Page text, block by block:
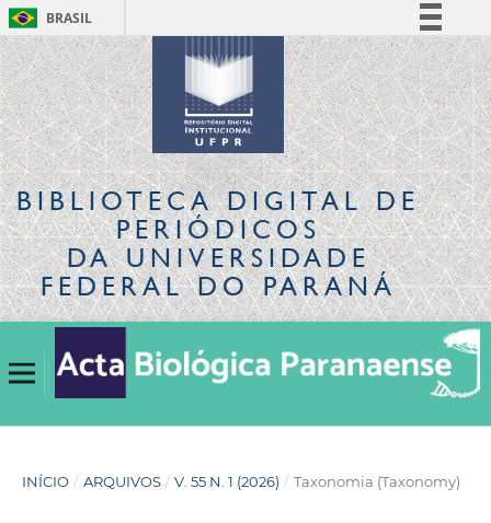
BRASIL
Simplifique!
Comunica BR
Participe
Acesso à informação
Legislação
Canais
BIBLIOTECA DIGITALDE
PERIÓDICOS
DA UNIVERSIDADE
FEDERAL DO PARANÁ
INÍCIO / ARQUIVOS / V. 55 N. 1 (2026) / Taxonomia (Taxonomy)